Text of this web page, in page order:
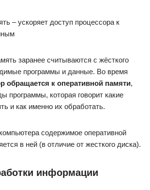
– ускоряет доступ процессора к
заранее считываются с жёсткого
программы и данные. Во время
обращается к оперативной памяти,
программы, которая говорит какие
и как именно их обработать.
содержимое оперативной
в ней (в отличие от жесткого диска).
информации